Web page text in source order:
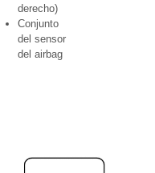
derecho)
Conjunto
del sensor
del airbag